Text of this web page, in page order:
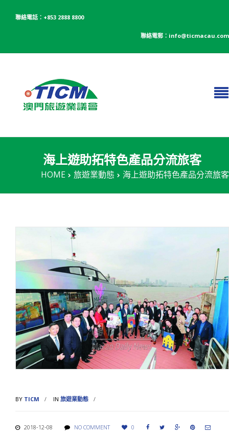
聯絡電話：+853 2888 8800
聯絡電郵：info@ticmacau.com
海上遊助拓特色產品分流旅客
HOME 旅遊業動態 海上遊助拓特色產品分流旅客
BY TICM IN 旅遊業動態
2018-12-08 NO COMMENT 0     